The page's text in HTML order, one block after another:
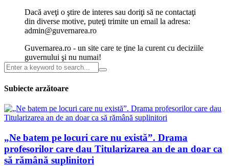
Dacă aveţi o ştire de interes sau doriţi să ne contactaţi
din diverse motive, puteţi trimite un email la adresa:
admin@guvernarea.ro
Guvernarea.ro - un site care te ţine la curent cu deciziile
guvernului şi nu numai!
Subiecte arzătoare
„Ne batem pe locuri care nu există”. Drama
profesorilor care dau Titularizarea an de an doar ca
să rămână suplinitori